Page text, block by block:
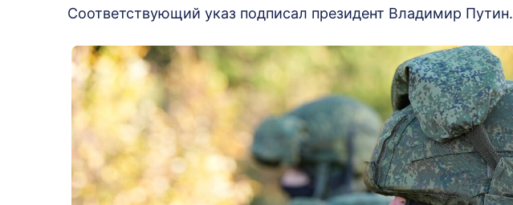
Соответствующий указ подписал президент Владимир Путин.